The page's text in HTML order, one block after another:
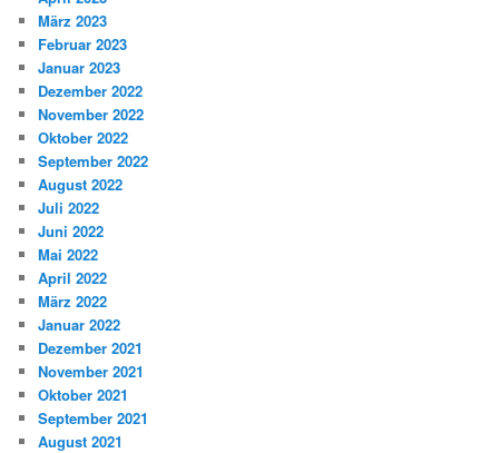
März 2023
Februar 2023
Januar 2023
Dezember 2022
November 2022
Oktober 2022
September 2022
August 2022
Juli 2022
Juni 2022
Mai 2022
April 2022
März 2022
Januar 2022
Dezember 2021
November 2021
Oktober 2021
September 2021
August 2021